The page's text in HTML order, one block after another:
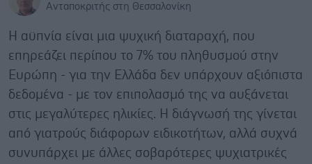
Ανταποκριτής στη Θεσσαλονίκη
Η αϋπνία είναι μια ψυχική διαταραχή, που
επηρεάζει περίπου το 7% του πληθυσμού στην
Ευρώπη - για την Ελλάδα δεν υπάρχουν αξιόπιστα
δεδομένα - με τον επιπολασμό της να αυξάνεται
στις μεγαλύτερες ηλικίες. Η διάγνωσή της γίνεται
από γιατρούς διάφορων ειδικοτήτων, αλλά συχνά
συνυπάρχει με άλλες σοβαρότερες ψυχιατρικές